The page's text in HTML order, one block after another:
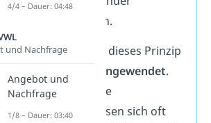
abgestimmt werden.
In derRealität
wird dieses Prinzip
besonders häufig angewendet.
Denn wirtschaftliche
Entscheidungen lassen sich oft
4/4 – Dauer: 04:48
und Nachfrage
Angebot und
Nachfrage
1/8 – Dauer: 03:40